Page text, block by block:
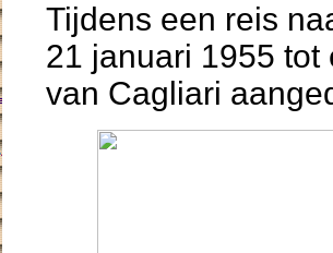
Tijdens een reis
21 januari 1955
van Cagliari